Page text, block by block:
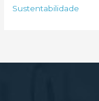
rSustentabilidade